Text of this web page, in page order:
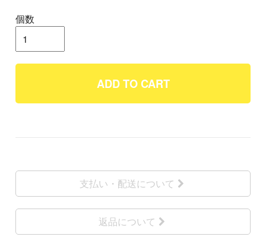
個数
ADD TO CART
支払い・配送について
返品について